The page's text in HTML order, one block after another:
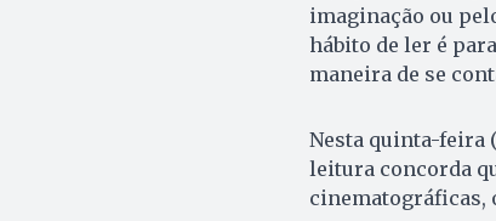
imaginação ou
hábito de ler é
maneira de se
Nesta quinta-feira
leitura concorda
cinematográficas,